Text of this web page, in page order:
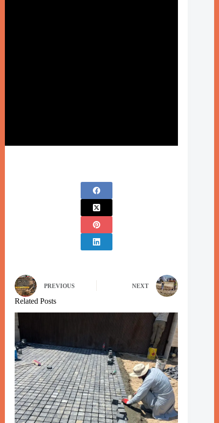
PREVIOUS NEXT
Related Posts